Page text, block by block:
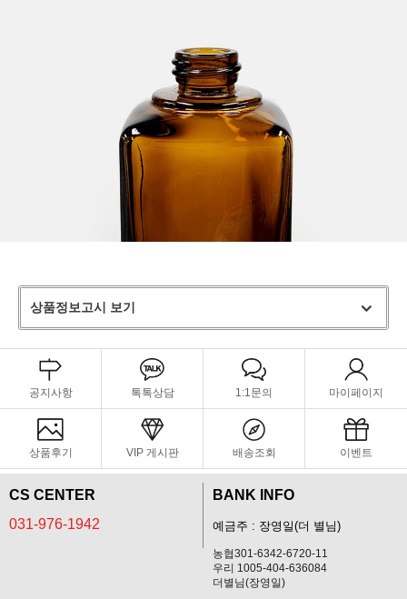
상품정보고시 보기
공지사항 톡톡상담 1:1문의 마이페이지
상품후기 VIP 게시판 배송조회 이벤트
CS CENTER
031-976-1942
BANK INFO
예금주 : 장영일(더 별님)
농협301-6342-6720-11
우리 1005-404-636084
더별님(장영일)